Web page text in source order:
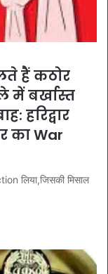
हैं कठोर
में बर्खास्त
हरिद्वार
का War
लिया,जिसकी मिसाल